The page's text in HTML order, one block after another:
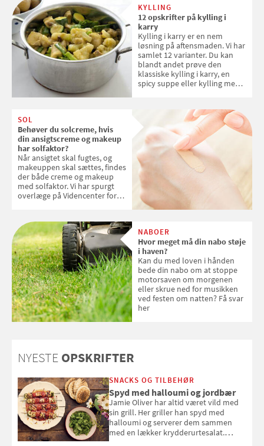
KYLLING
12 opskrifter på kylling i
karry
Kylling i karry er en nem
løsning på aftensmaden. Vi har
samlet 12 varianter. Du kan
blandt andet prøve den
klassiske kylling i karry, en
spicy suppe eller kylling med
SOL
Behøver du solcreme, hvis
din ansigtscreme og makeup
har solfaktor?
Når ansigtet skal fugtes, og
makeuppen skal sættes, findes
der både creme og makeup
med solfaktor. Vi har spurgt
overlæge på Videncenter for
med SPF kan erstatte
solcreme, når man bevæger
sig ud i solen
NABOER
Hvor meget må din nabo støje
i haven?
Kan du med loven i hånden
bede din nabo om at stoppe
motorsaven om morgenen
eller skrue ned for musikken
ved festen om natten? Få svar
her
NYESTE OPSKRIFTER
SNACKS OG TILBEHØR
Spyd med halloumi og jordbær
Jamie Oliver har altid været vild med
sin grill. Her griller han spyd med
halloumi og serverer dem sammen
med en lækker krydderurtesalat.